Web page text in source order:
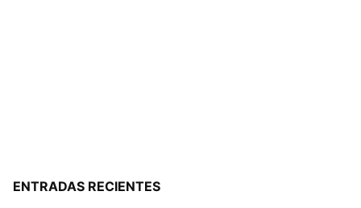
ENTRADAS RECIENTES